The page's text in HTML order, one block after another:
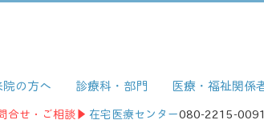
院の方へ 診療科・部門 医療・福祉関係
合せ・ご相談▶ 在宅医療センター080-2215-0091